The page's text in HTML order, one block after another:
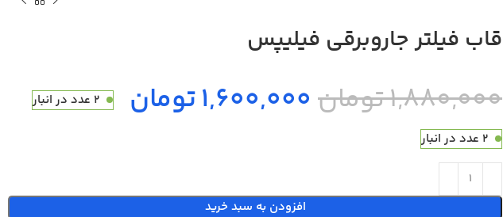
قاب فیلتر جاروبرقی فیلیپس
1,880,000 تومان 1,600,000 تومان 2 عدد در انبار
2 عدد در انبار
افزودن به سبد خرید